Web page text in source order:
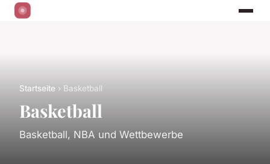
Startseite › Basketball
Basketball
Basketball, NBA und Wettbewerbe